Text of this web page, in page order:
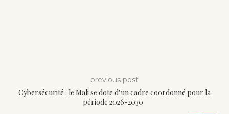
previous post
Cybersécurité : le Mali se dote d’un cadre coordonné pour la
période 2026-2030